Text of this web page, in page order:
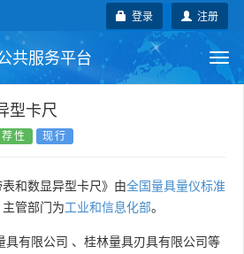
注册
登录
共服务平台
行业标准
技术委员会
型卡尺
性 现行
和数显异型卡尺》由全国量具量仪标准
管部门为工业和信息化部。
具有限公司 、 桂林量具刃具有限公司等